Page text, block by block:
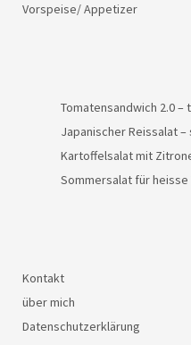
Vorspeise/ Appetizer
Tomatensandwich 2.0
Japanischer Reissalat
Kartoffelsalat mit
Sommersalat für
Kontakt
über mich
Datenschutzerklärung